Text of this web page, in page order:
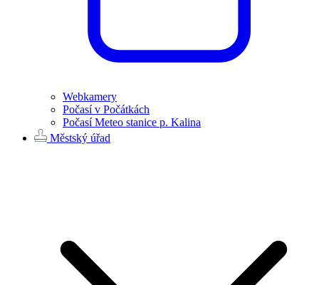
Webkamery
Počasí v Počátkách
Počasí Meteo stanice p. Kalina
Městský úřad